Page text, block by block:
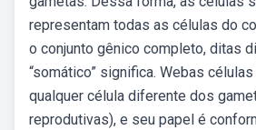
representam todas as células do
o conjunto gênico completo, ditas
“somático” significa. Webas
qualquer célula diferente dos
reprodutivas), e seu papel é